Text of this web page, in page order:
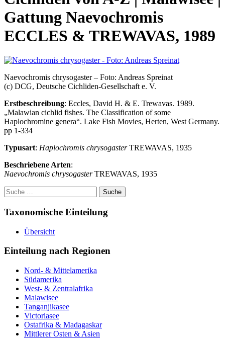
Gattung Naevochromis
ECCLES & TREWAVAS, 1989
Naevochromis chrysogaster – Foto: Andreas Spreinat
(c) DCG, Deutsche Cichliden-Gesellschaft e. V.
Erstbeschreibung: Eccles, David H. & E. Trewavas. 1989.
„Malawian cichlid fishes. The Classification of some
Haplochromine genera“. Lake Fish Movies, Herten, West Germany.
pp 1-334
Typusart: Haplochromis chrysogasterTREWAVAS, 1935
Beschriebene Arten:
Naevochromis chrysogasterTREWAVAS, 1935
Suche
nach:
Taxonomische Einteilung
Übersicht
Einteilung nach Regionen
Nord- & Mittelamerika
Südamerika
West- & Zentralafrika
Malawisee
Tanganjikasee
Victoriasee
Ostafrika & Madagaskar
Mittlerer Osten & Asien